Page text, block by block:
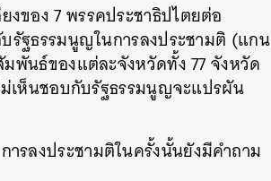
ของ 7 พรรคประชาธิปไตยต่อ
ฐธรรมนูญในการลงประชามติ (แกน
นธ์ของแต่ละจังหวัดทั้ง 77 จังหวัด
เห็นชอบกับรัฐธรรมนูญจะแปรผัน
รลงประชามติในครั้งนั้นยังมีคำถาม